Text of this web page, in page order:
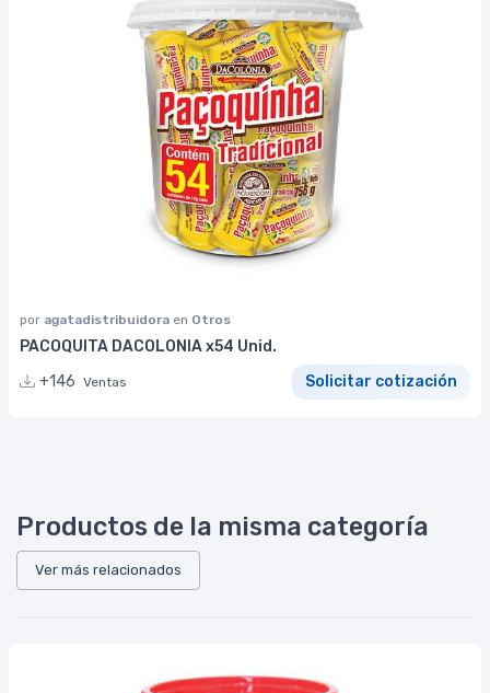
por agatadistribuidora en Otros
PACOQUITA DACOLONIA x54 Unid.
+146 Ventas Solicitar cotización
Productos de la misma categoría
Ver más relacionados